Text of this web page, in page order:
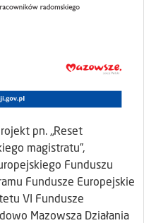
pn. „Reset
magistratu”,
Funduszu
Fundusze Europejskie
VI Fundusze
Mazowsza Działania